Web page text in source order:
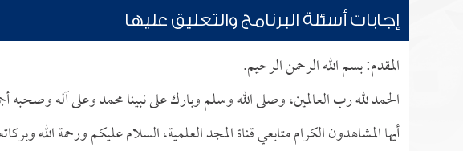
إجابات أسئلة البرنامج والتعليق عليها
المقدم: بسم الله الرحمن الرحيم.
الحمد لله رب العالمين، وصلى الله وسلم وبارك على نبينا محمد وعلى آله وصحبه
أيها المشاهدون الكرام متابعي قناة المجد العلمية، السلام عليكم ورحمة الله